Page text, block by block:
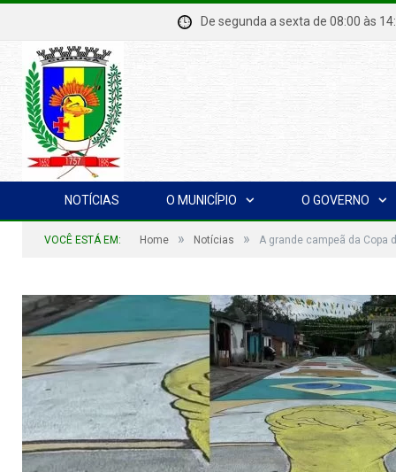
De segunda a sexta de 08:00
NOTÍCIAS O MUNICÍPIO O GOVERNO
VOCÊ ESTÁ EM: Home » Notícias » A grande campeã da Copa